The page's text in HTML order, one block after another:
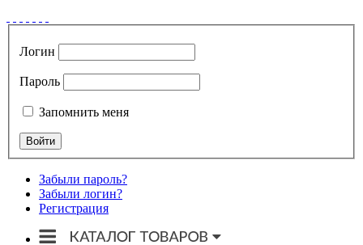
Логин
Пароль
Запомнить меня
Забыли пароль?
Забыли логин?
Регистрация